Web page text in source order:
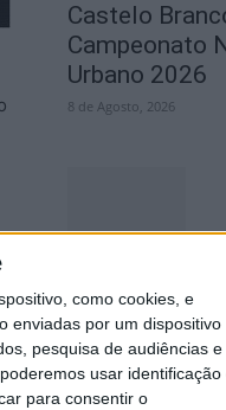
como cookies, e
enviadas por um dispositivo
pesquisa de audiências e
usar identificação
para consentir o
Castelo
Campeonato
Urbano 2026
8 de Agosto, 2026
Segurança
do
justificam
7 de Agosto, 2026